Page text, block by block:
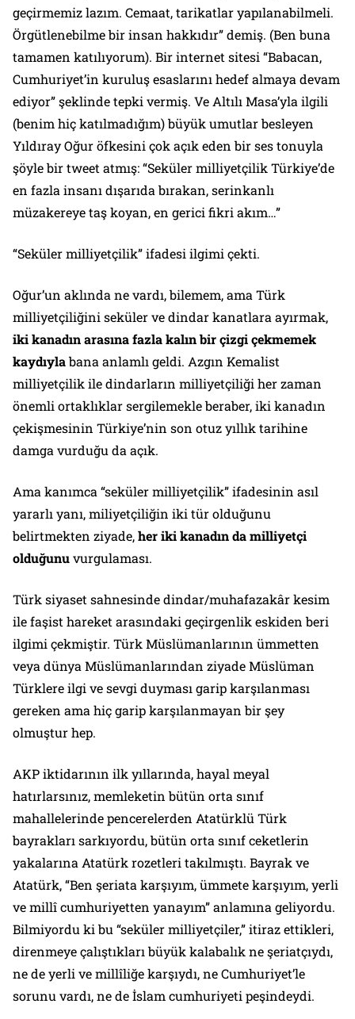
geçirmemiz lazım. Cemaat, tarikatlar yapılanabilmeli.
Örgütlenebilme bir insan hakkıdır” demiş. (Ben buna
tamamen katılıyorum). Bir internet sitesi “Babacan,
Cumhuriyet’in kuruluş esaslarını hedef almaya devam
ediyor” şeklinde tepki vermiş. Ve Altılı Masa’yla ilgili
(benim hiç katılmadığım) büyük umutlar besleyen
Yıldıray Oğur öfkesini çok açık eden bir ses tonuyla
şöyle bir tweet atmış: “Seküler milliyetçilik Türkiye’de
en fazla insanı dışarıda bırakan, serinkanlı
müzakereye taş koyan, en gerici fikri akım…”
“Seküler milliyetçilik” ifadesi ilgimi çekti.
Oğur’un aklında ne vardı, bilemem, ama Türk
milliyetçiliğini seküler ve dindar kanatlara ayırmak,
iki kanadın arasına fazla kalın bir çizgi çekmemek
kaydıylabana anlamlı geldi. Azgın Kemalist
milliyetçilik ile dindarların milliyetçiliği her zaman
önemli ortaklıklar sergilemekle beraber, iki kanadın
çekişmesinin Türkiye’nin son otuz yıllık tarihine
damga vurduğu da açık.
Ama kanımca “seküler milliyetçilik” ifadesinin asıl
yararlı yanı, miliyetçiliğin iki tür olduğunu
belirtmekten ziyade,her iki kanadın da milliyetçi
olduğunuvurgulaması.
Türk siyaset sahnesinde dindar/muhafazakâr kesim
ile faşist hareket arasındaki geçirgenlik eskiden beri
ilgimi çekmiştir. Türk Müslümanlarının ümmetten
veya dünya Müslümanlarından ziyade Müslüman
Türklere ilgi ve sevgi duyması garip karşılanması
gereken ama hiç garip karşılanmayan bir şey
olmuştur hep.
AKP iktidarının ilk yıllarında, hayal meyal
hatırlarsınız, memleketin bütün orta sınıf
mahallelerinde pencerelerden Atatürklü Türk
bayrakları sarkıyordu, bütün orta sınıf ceketlerin
yakalarına Atatürk rozetleri takılmıştı. Bayrak ve
Atatürk, “Ben şeriata karşıyım, ümmete karşıyım, yerli
ve millî cumhuriyetten yanayım” anlamına geliyordu.
Bilmiyordu ki bu “seküler milliyetçiler,” itiraz ettikleri,
direnmeye çalıştıkları büyük kalabalık ne şeriatçıydı,
ne de yerli ve millîliğe karşıydı, ne Cumhuriyet’le
sorunu vardı, ne de İslam cumhuriyeti peşindeydi.